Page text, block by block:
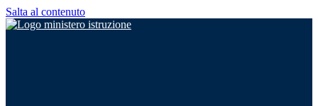
Salta al contenuto